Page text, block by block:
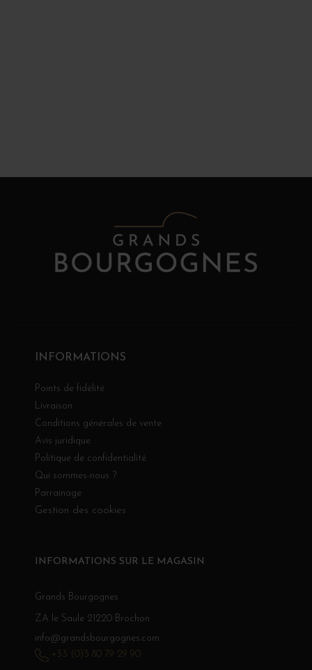
INFORMATIONS
Points de fidélité
Livraison
Conditions générales de vente
Avis juridique
Politique de confidentialité
Qui sommes-nous ?
Parrainage
Gestion des cookies
INFORMATIONS SUR LE MAGASIN
Grands Bourgognes
ZA le Saule 21220 Brochon
info@grandsbourgognes.com
+33 (0)3 80 79 29 90